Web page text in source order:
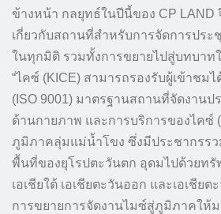
ข้างหน้า กลยุทธ์ในปีนี้ของ CP LAND
เกี่ยวกับสถานที่สำหรับการจัดการปร
ในทุกมิติ รวมทั้งการขยายไปสู่บทบาท
“ไคซ์ (KICE) สามารถรองรับผู้เข้าช
(ISO 9001) มาตรฐานสถานที่จัดงาน
ด้านกายภาพ และการบริการของไคซ์
ภูมิภาคลุ่มแม่น้ำโขง ซึ่งมีประชากรร
พื้นที่ของยุโรปตะวันตก อุดมไปด้วยทรั
เอเชียใต้ เอเชียตะวันออก และเอเชี
การขยายการจัดงานไมซ์สู่ภูมิภาคให้